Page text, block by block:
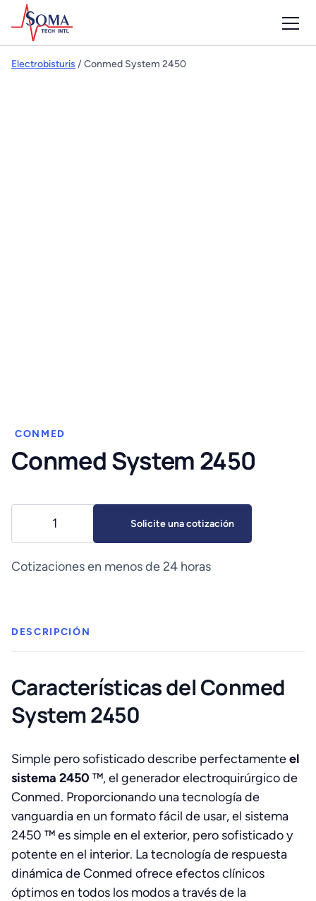
Electrobisturis / Conmed System 2450
CONMED
Conmed System 2450
2450
cantidad
Solicite una cotización
Cotizaciones en menos de 24 horas
DESCRIPCIÓN
Características del Conmed
System 2450
Simple pero sofisticado describe perfectamenteel
sistema 2450 ™, el generador electroquirúrgico de
Conmed. Proporcionando una tecnología de
vanguardia en un formato fácil de usar, el sistema
2450 ™ es simple en el exterior, pero sofisticado y
potente en el interior. La tecnología de respuesta
dinámica de Conmed ofrece efectos clínicos
óptimos en todos los modos a través de la